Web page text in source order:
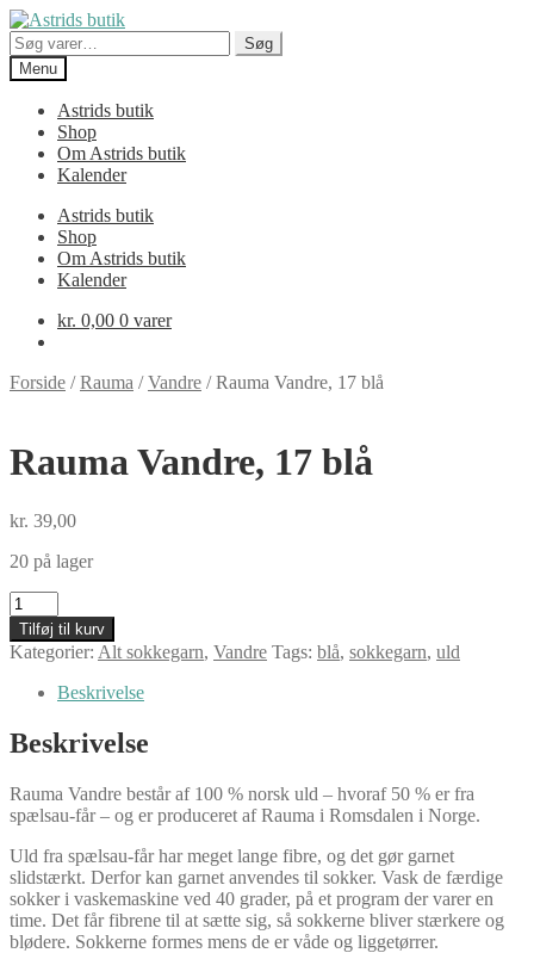
Spring
til
navigation
Spring
til
indhold
Søg
efter:
Søg
Menu
Astrids butik
Shop
Om Astrids butik
Kalender
Astrids butik
Shop
Om Astrids butik
Kalender
kr. 0,00 0 varer
Forside /Rauma /Vandre /Rauma Vandre, 17 blå
Rauma Vandre, 17 blå
kr. 39,00
20 på lager
Rauma
Vandre,
17
blå
antal
Tilføj til kurv
Kategorier: Alt sokkegarn, Vandre Tags: blå, sokkegarn, uld
Beskrivelse
Beskrivelse
Rauma Vandre består af 100 % norsk uld – hvoraf 50 % er fra
spælsau-får – og er produceret af Rauma i Romsdalen i Norge.
Uld fra spælsau-får har meget lange fibre, og det gør garnet
slidstærkt. Derfor kan garnet anvendes til sokker. Vask de færdige
sokker i vaskemaskine ved 40 grader, på et program der varer en
time. Det får fibrene til at sætte sig, så sokkerne bliver stærkere og
blødere. Sokkerne formes mens de er våde og liggetørrer.